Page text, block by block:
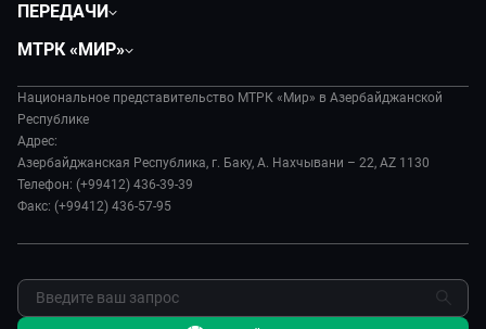
Экономика
Происшествия
Наука и технологии
Культура
Спорт
ПЕРЕДАЧИ
Евразия. Культурно
Евразия. Регионы
Наши иностранцы
Пять причин поехать в...
Сделано в Содружестве
Я – волонтер
МТРК «МИР»
История
Руководство
Лица мира
Новости
Реклама
Обратная связь
Национальное представительство МТРК «Мир» в Азербайджанской
Республике
Адрес:
Азербайджанская Республика, г. Баку, А. Нахчывани – 22, AZ 1130
Телефон: (+99412) 436-39-39
Факс: (+99412) 436-57-95